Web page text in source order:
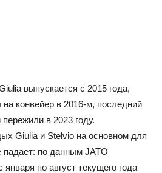
выпускается с 2015 года,
на конвейер в 2016-м, последний
в 2023 году.
Giulia и Stelvio на основном для
падает: по данным JATO
по август текущего года